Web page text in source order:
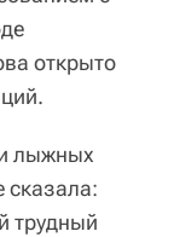
открыто
лыжных
сказала:
трудный